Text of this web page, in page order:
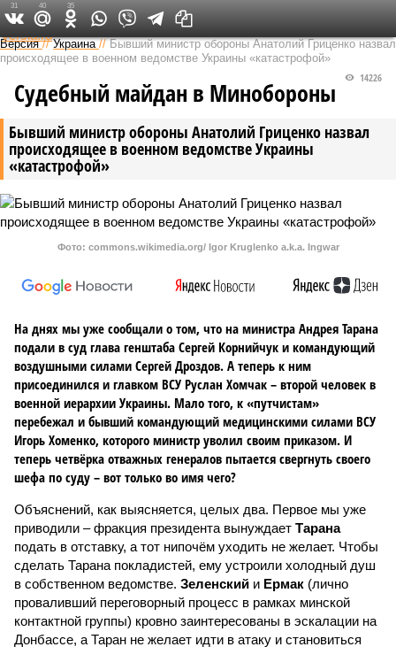
Федеральный выпуск
Версия //Украина //Бывший министр обороны Анатолий Гриценко назвал
происходящее в военном ведомстве Украины «катастрофой»
Бывший министр обороны Анатолий Гриценко назвал
происходящее в военном ведомстве Украины
«катастрофой»
14226
Судебный майдан в Минобороны
Фото: commons.wikimedia.org/ Igor Kruglenko a.k.a. Ingwar
На днях мы уже сообщали о том, что на министра Андрея Тарана
подали в суд глава генштаба Сергей Корнийчук и командующий
воздушными силами Сергей Дроздов. А теперь к ним
присоединился и главком ВСУ Руслан Хомчак – второй человек в
военной иерархии Украины. Мало того, к «путчистам»
перебежал и бывший командующий медицинскими силами ВСУ
Игорь Хоменко, которого министр уволил своим приказом. И
теперь четвёрка отважных генералов пытается свергнуть своего
шефа по суду – вот только во имя чего?
Объяснений, как выясняется, целых два. Первое мы уже
приводили – фракция президента вынуждает Тарана
подать в отставку, а тот нипочём уходить не желает. Чтобы
сделать Тарана покладистей, ему устроили холодный душ
в собственном ведомстве. Зеленский и Ермак (лично
проваливший переговорный процесс в рамках минской
контактной группы) кровно заинтересованы в эскалации на
Донбассе, а Таран не желает идти в атаку и становиться
31 40 35